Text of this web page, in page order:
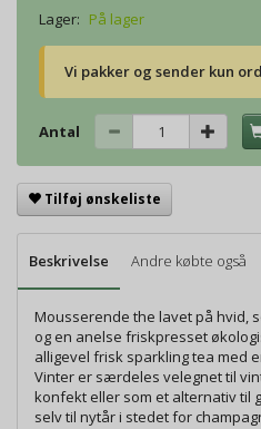
Lager: På lager
Vi pakker og sender kun
Antal
Tilføj ønskeliste
Beskrivelse Andre købte også
Mousserende the lavet på hvid,
og en anelse friskpresset
alligevel frisk sparkling tea med
Vinter er særdeles velegnet til
konfekt eller som et alternativ til
selv til nytår i stedet for